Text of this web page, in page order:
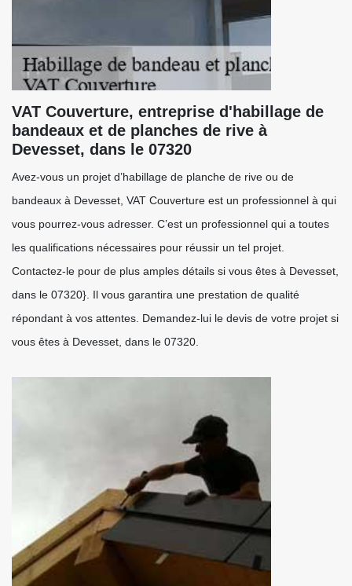
VAT Couverture, entreprise d'habillage de
bandeaux et de planches de rive à
Devesset, dans le 07320
Avez-vous un projet d’habillage de planche de rive ou de
bandeaux à Devesset, VAT Couverture est un professionnel à qui
vous pourrez-vous adresser. C’est un professionnel qui a toutes
les qualifications nécessaires pour réussir un tel projet.
Contactez-le pour de plus amples détails si vous êtes à Devesset,
dans le 07320}. Il vous garantira une prestation de qualité
répondant à vos attentes. Demandez-lui le devis de votre projet si
vous êtes à Devesset, dans le 07320.